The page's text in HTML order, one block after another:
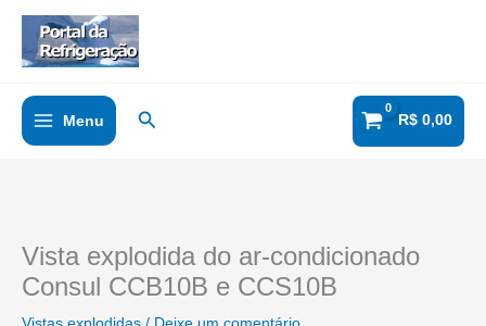
Menu Pesquisar R$0,00
Vista explodida do ar-condicionado
Consul CCB10B e CCS10B